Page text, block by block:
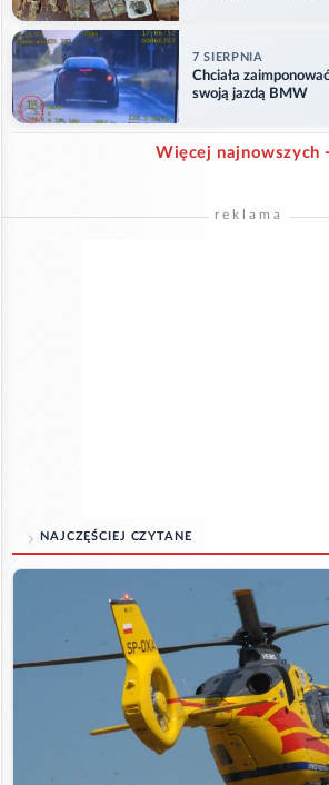
7 SIERPNIA
Chciała
swoją jazdą BMW
Więcej najnowszych
reklama
NAJCZĘŚCIEJ CZYTANE